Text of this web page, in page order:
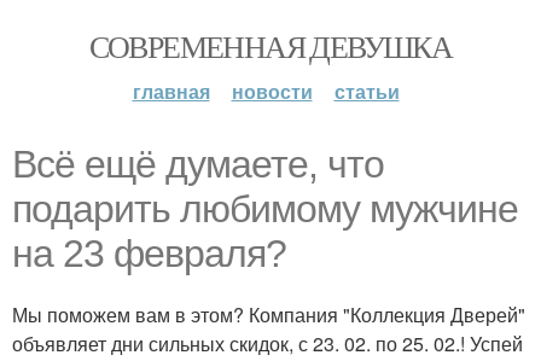
СОВРЕМЕННАЯ ДЕВУШКА
главная новости статьи
Всё ещё думаете, что
подарить любимому мужчине
на 23 февраля?
Мы поможем вам в этом? Компания "Коллекция Дверей"
объявляет дни сильных скидок, с 23. 02. по 25. 02.! Успей